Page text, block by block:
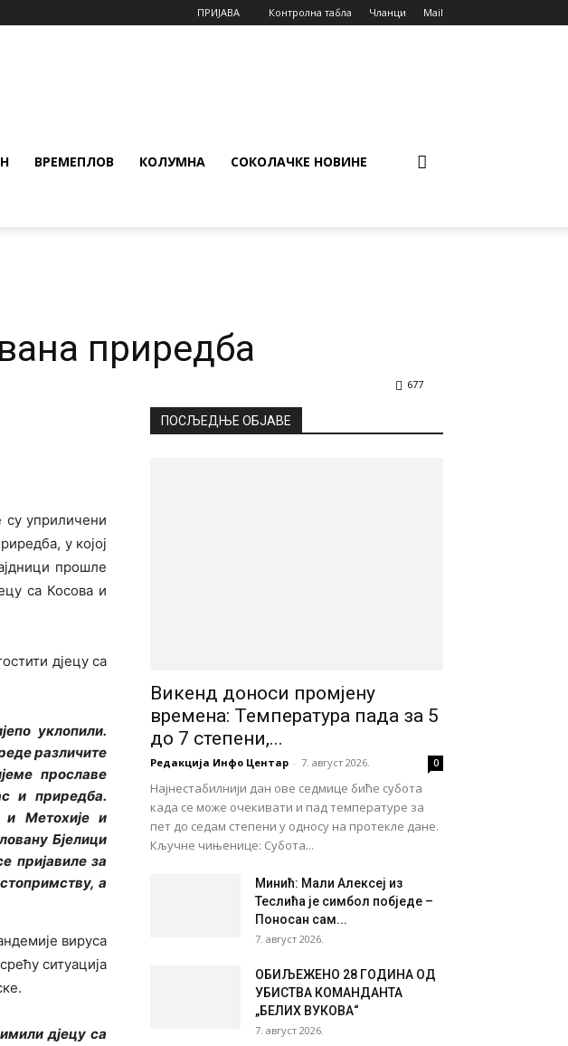
ПРИЈАВА Контролна табла Чланци Mail
ВРЕМЕПЛОВ КОЛУМНА СОКОЛАЧКЕ НОВИНЕ
приредба
677
су уприличени
у којој
прошле
са Косова и
дјецу са
уклопили.
различите
прославе
и приредба.
и Метохије и
Бјелици
пријавиле за
а
вируса
ситуација
дјецу са
ПОСЉЕДЊЕ ОБЈАВЕ
Викенд доноси промјену
времена: Температура пада за 5
до 7 степени,...
Редакција Инфо Центар - 7. август 2026. 0
Најнестабилнији дан ове седмице биће субота
када се може очекивати и пад температуре за
пет до седам степени у односу на протекле дане.
Кључне чињенице: Субота...
Минић: Мали Алексеј из
Теслића је симбол побједе –
Поносан сам...
7. август 2026.
ОБИЉЕЖЕНО 28 ГОДИНА ОД
УБИСТВА КОМАНДАНТА
„БЕЛИХ ВУКОВА“
7. август 2026.